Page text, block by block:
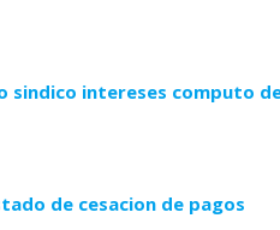
sindico intereses computo
de cesacion de pagos